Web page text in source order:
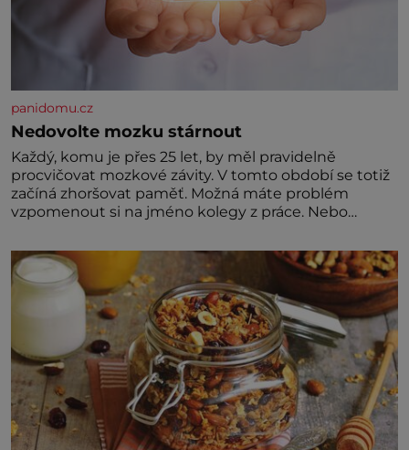
panidomu.cz
Nedovolte mozku stárnout
Každý, komu je přes 25 let, by měl pravidelně
procvičovat mozkové závity. V tomto období se totiž
začíná zhoršovat paměť. Možná máte problém
vzpomenout si na jméno kolegy z práce. Nebo
nedávno přečetli. Je to opravdu tak, s věkem jako
kdyby se paměť rozhodla stávkovat. Cvičte